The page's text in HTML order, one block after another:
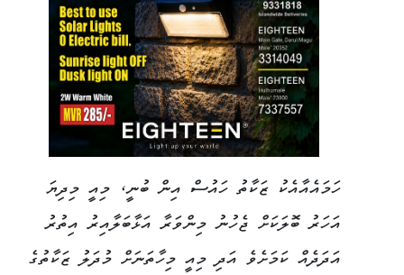
ހަމައެއާއެކު ޒަކާތު ހައުސް އިން ބުނީ، މިއީ މިދިޔަ
އަހަރު ބޮލަކަށް ޖެހުނު މިންވަރާ އަޅާބަލާއިރު އިތުރު
އަދަދެއް ކަމަށެވެ އަދި މިއީ މިހާތަނަށް މުދަލު ޒަކާތުގެ